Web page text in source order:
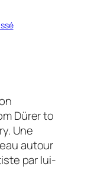
Dürer to
Une
autour
par lui-